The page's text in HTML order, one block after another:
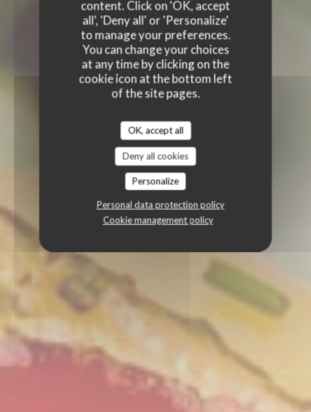
content. Click on 'OK, accept
all', 'Deny all' or 'Personalize'
to manage your preferences.
You can change your choices
at any time by clicking on the
cookie icon at the bottom left
of the site pages.
OK, accept all
Deny all cookies
Personalize
Personal data protection policy
Cookie management policy